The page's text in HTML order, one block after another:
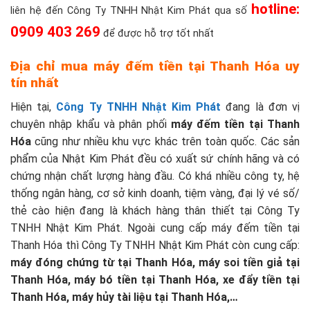
liên hệ đến Công Ty TNHH Nhật Kim Phát qua số
hotline:
0909 403 269 để được hỗ trợ tốt nhất
Địa chỉ mua máy đếm tiền tại Thanh Hóa uy
tín nhất
Hiện tại, Công Ty TNHH Nhật Kim Phát đang là đơn vị
chuyên nhập khẩu và phân phối máy đếm tiền tại Thanh
Hóa cũng như nhiều khu vực khác trên toàn quốc. Các sản
phẩm của Nhật Kim Phát đều có xuất sứ chính hãng và có
chứng nhận chất lượng hàng đầu. Có khá nhiều công ty, hệ
thống ngân hàng, cơ sở kinh doanh, tiệm vàng, đại lý vé số/
thẻ cào hiện đang là khách hàng thân thiết tại Công Ty
TNHH Nhật Kim Phát. Ngoài cung cấp máy đếm tiền tại
Thanh Hóa thì Công Ty TNHH Nhật Kim Phát còn cung cấp:
máy đóng chứng từ tại Thanh Hóa, máy soi tiền giả tại
Thanh Hóa, máy bó tiền tại Thanh Hóa, xe đẩy tiền tại
Thanh Hóa, máy hủy tài liệu tại Thanh Hóa,…